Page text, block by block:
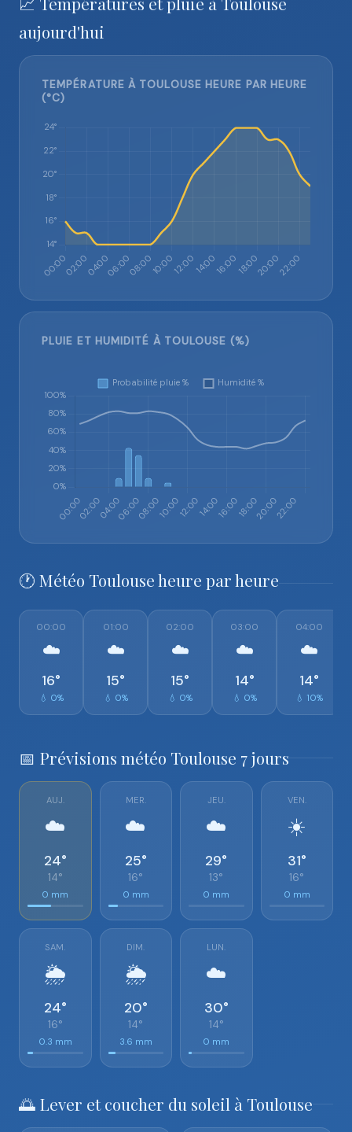
aujourd'hui
TEMPÉRATURE À TOULOUSE HEURE PAR HEURE
(°C)
PLUIE ET HUMIDITÉ À TOULOUSE (%)
🕐 Météo Toulouse heure par heure
00:00
☁️
16°
💧 0%
01:00
☁️
15°
💧 0%
02:00
☁️
15°
💧 0%
03:00
☁️
14°
💧 0%
04:00
☁️
14°
💧 10%
📅 Prévisions météo Toulouse 7 jours
AUJ.
☁️
24°
14°
0 mm
MER.
☁️
25°
16°
0 mm
JEU.
☁️
29°
13°
0 mm
VEN.
☀️
31°
16°
0 mm
SAM.
🌦️
24°
16°
0.3 mm
DIM.
🌦️
20°
14°
3.6 mm
LUN.
☁️
30°
14°
0 mm
🌅 Lever et coucher du soleil à Toulouse